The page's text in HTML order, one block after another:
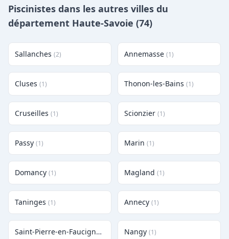
Piscinistes dans les autres villes du
département Haute-Savoie (74)
Sallanches (2) Annemasse (1)
Cluses (1) Thonon-les-Bains (1)
Cruseilles (1) Scionzier (1)
Passy (1) Marin (1)
Domancy (1) Magland (1)
Taninges (1) Annecy (1)
Saint-Pierre-en-Faucigny Nangy (1)